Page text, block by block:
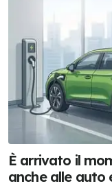
È arrivato il
anche alle auto